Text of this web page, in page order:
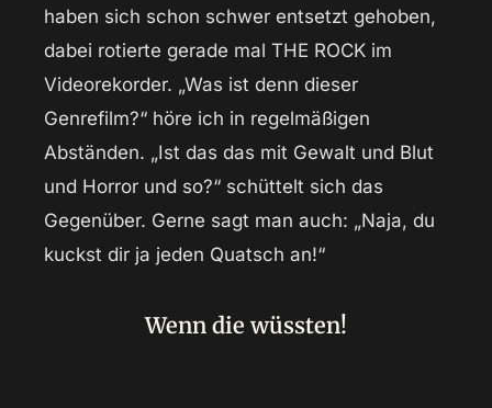
haben sich schon schwer entsetzt gehoben,
dabei rotierte gerade mal THE ROCK im
Videorekorder. „Was ist denn dieser
Genrefilm?“ höre ich in regelmäßigen
Abständen. „Ist das das mit Gewalt und Blut
und Horror und so?“ schüttelt sich das
Gegenüber. Gerne sagt man auch: „Naja, du
kuckst dir ja jeden Quatsch an!“
Wenn die wüssten!